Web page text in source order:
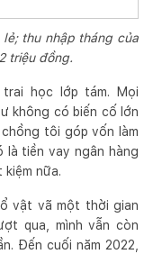
thu nhập tháng của
triệu đồng.
học lớp tám. Mọi
không có biến cố lớn
tôi góp vốn làm
là tiền vay ngân hàng
nữa.
vật vã một thời gian
qua, mình vẫn còn
Đến cuối năm 2022,